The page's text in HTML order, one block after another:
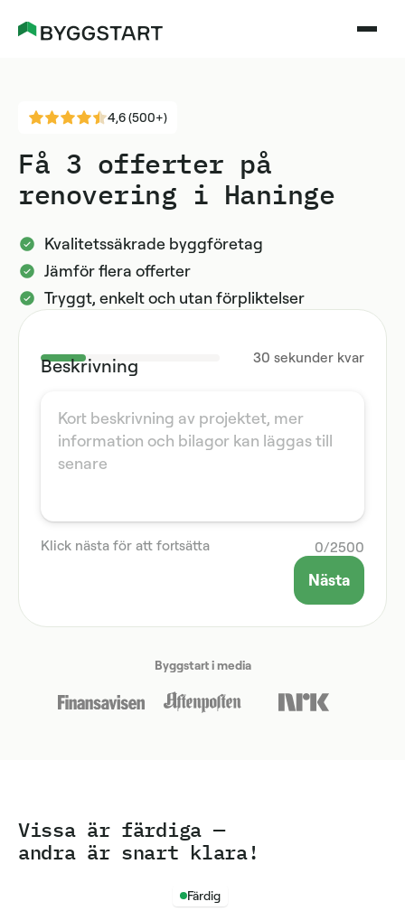
4,6 (500+)
Få 3 offerter på
renovering i Haninge
Kvalitetssäkrade byggföretag
Jämför flera offerter
Tryggt, enkelt och utan förpliktelser
30 sekunder kvar
Beskrivning
0/2500
Klick nästa för att fortsätta
Nästa
Byggstart i media
Vissa är färdiga —
andra är snart klara!
Färdig